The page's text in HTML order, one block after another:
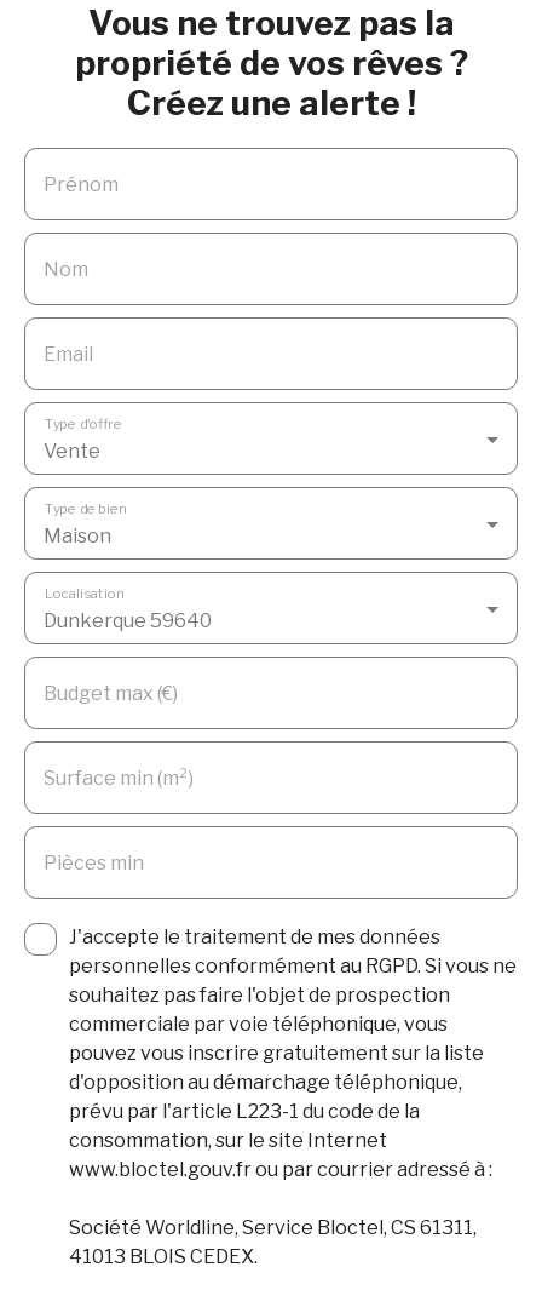
Vous ne trouvez pas la
propriété de vos rêves ?
Créez une alerte !
Prénom
Nom
Email
Vente
Type d'offre
Maison
Type de bien
Dunkerque 59640
Localisation
Budget max (€)
Surface min (m²)
Pièces min
J'accepte le traitement de mes données
personnelles conformément au RGPD. Si vous ne
souhaitez pas faire l'objet de prospection
commerciale par voie téléphonique, vous
pouvez vous inscrire gratuitement sur la liste
d'opposition au démarchage téléphonique,
prévu par l'article L223-1 du code de la
consommation, sur le site Internet
www.bloctel.gouv.fr ou par courrier adressé à :
Société Worldline, Service Bloctel, CS 61311,
41013 BLOIS CEDEX.